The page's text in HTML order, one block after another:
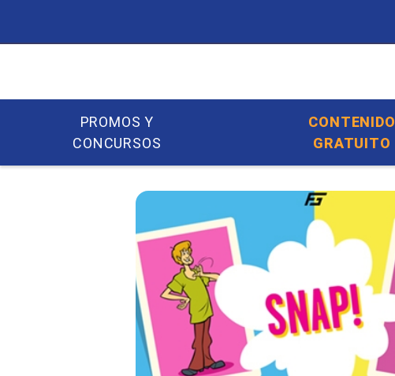
PROMOS Y
CONCURSOS
CONTENIDO
GRATUITO